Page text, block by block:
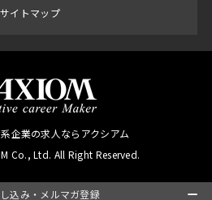
込み・メルマガ登録
サイトマップ
企業の求人ならアクシアム
Co., Ltd. All Right Reserved.